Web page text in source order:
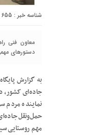
شناسه خبر : 655 | تاریخ انتشار : ۲۰ مرداد ۱۴۰۴ - ۷:۰۶ | تعداد دیدگاه :
معاون فنی
دستورهای
به گزارش
جاده‌ای کشور،
نماینده
حمل‌ونقل
مهم روستایی